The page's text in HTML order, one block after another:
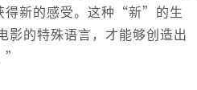
得新的感受。这种“新”的生
的特殊语言，才能够创造出